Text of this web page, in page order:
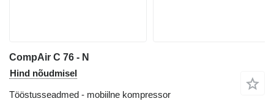
CompAir C 76 - N
Hind nõudmisel
Tööstusseadmed - mobiilne kompressor